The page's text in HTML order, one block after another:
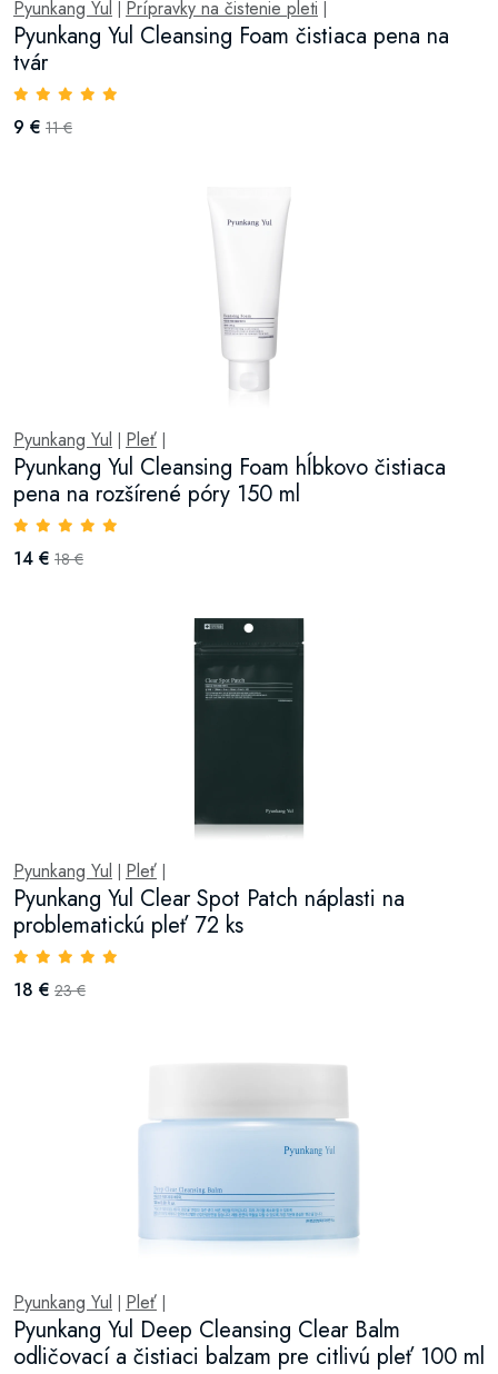
Pyunkang Yul Prípravky na čistenie pleti
Pyunkang Yul Cleansing Foam čistiaca pena na
tvár
9 € 11 €
Pyunkang Yul Pleť
Pyunkang Yul Cleansing Foam hĺbkovo čistiaca
pena na rozšírené póry 150 ml
14 € 18 €
Pyunkang Yul Pleť
Pyunkang Yul Clear Spot Patch náplasti na
problematickú pleť 72 ks
18 € 23 €
Pyunkang Yul Pleť
Pyunkang Yul Deep Cleansing Clear Balm
odličovací a čistiaci balzam pre citlivú pleť 100 ml